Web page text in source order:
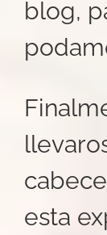
blog,
esta